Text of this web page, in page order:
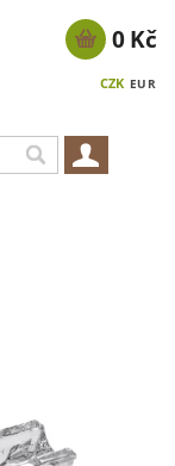
CZK EUR
0 Kč